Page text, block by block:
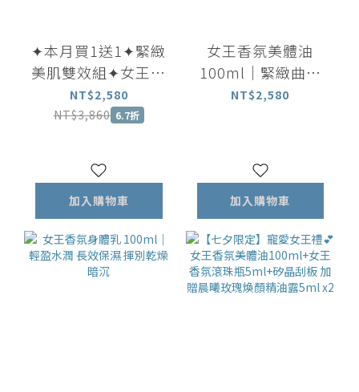
✦本月買1送1✦緊緻
美肌雙效組✦女王香
氛美體油100ml 贈
美體乳100ml
NT$2,580
NT$3,860 6.7折
加入購物車
女王香氛美體油
100ml｜緊緻曲線
放鬆身心 穴道按摩
NT$2,580
加入購物車